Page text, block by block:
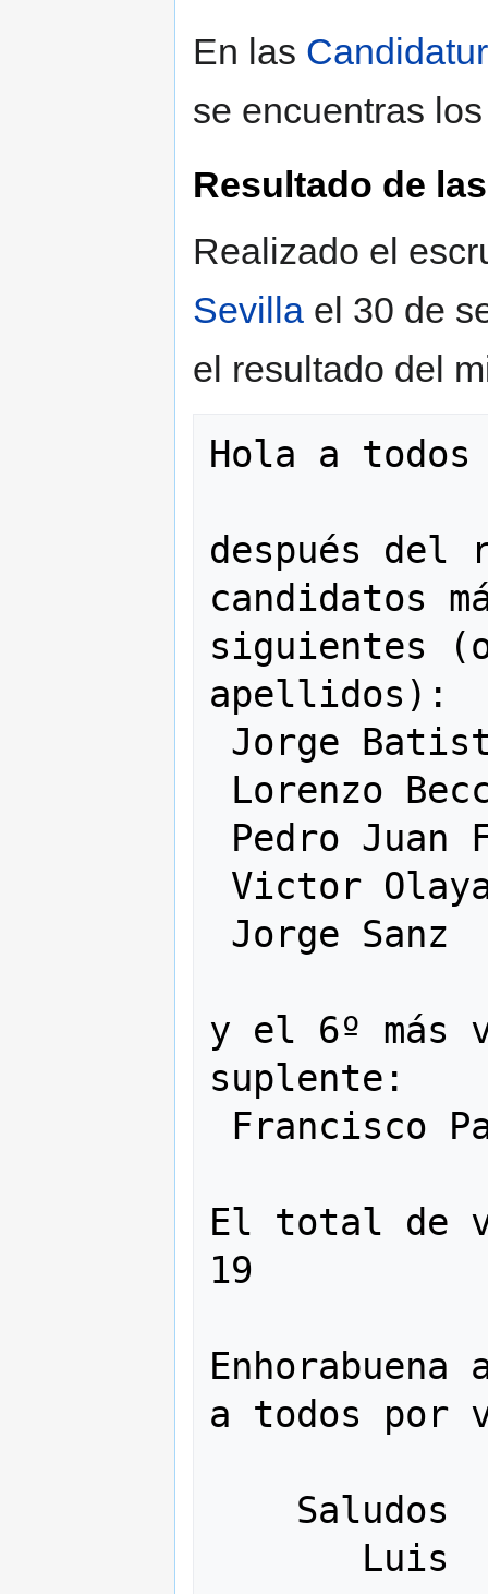
En las
se encuentras
Resultado de
Realizado el
Sevilla el 30 de
el resultado del
Hola a todos
después del
candidatos
siguientes
apellidos):
y el 6º más
suplente:
El total de
19
a todos por